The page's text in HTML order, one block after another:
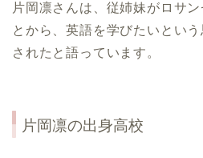
片岡凛さんは、従姉妹がロサ
とから、英語を学びたいとい
されたと語っています。
片岡凛の出身高校